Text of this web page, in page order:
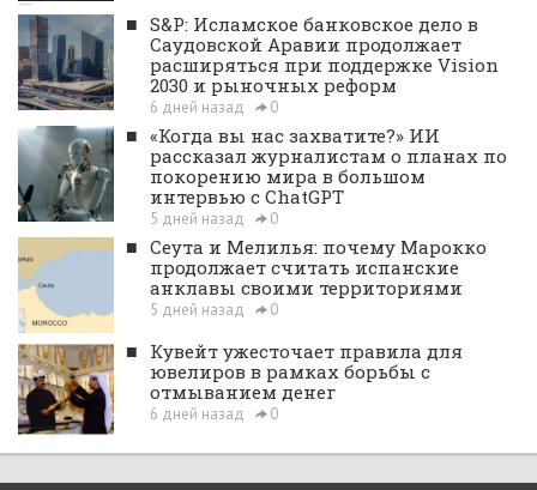
■ S&P: Исламское банковское дело в
Саудовской Аравии продолжает
расширяться при поддержке Vision
2030 и рыночных реформ
6 дней назад 0
■ «Когда вы нас захватите?» ИИ
рассказал журналистам о планах по
покорению мира в большом
интервью с ChatGPT
5 дней назад 0
■ Сеута и Мелилья: почему Марокко
продолжает считать испанские
анклавы своими территориями
5 дней назад 0
■ Кувейт ужесточает правила для
ювелиров в рамках борьбы с
отмыванием денег
6 дней назад 0